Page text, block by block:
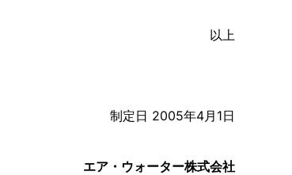
以上
制定日 2005年4月1日
エア・ウォーター株式会社